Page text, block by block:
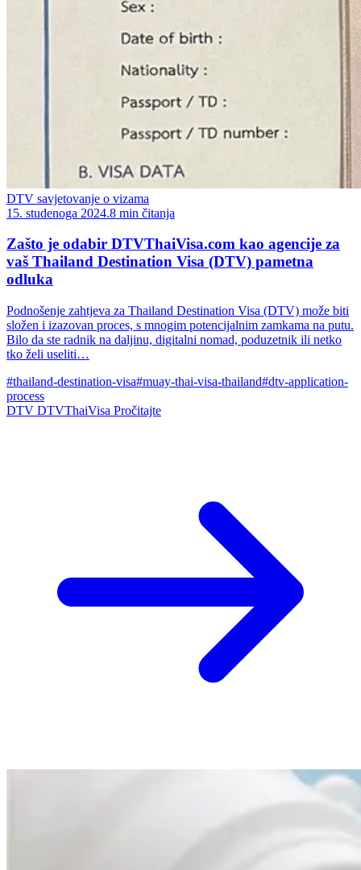
DTV savjetovanje o vizama
15. studenoga 2024.8 min čitanja
Zašto je odabir DTVThaiVisa.com kao agencije za
vaš Thailand Destination Visa (DTV) pametna
odluka
Podnošenje zahtjeva za Thailand Destination Visa (DTV) može biti
složen i izazovan proces, s mnogim potencijalnim zamkama na putu.
Bilo da ste radnik na daljinu, digitalni nomad, poduzetnik ili netko
tko želi useliti…
#thailand-destination-visa#muay-thai-visa-thailand#dtv-application-
process
DTV DTVThaiVisa Pročitajte